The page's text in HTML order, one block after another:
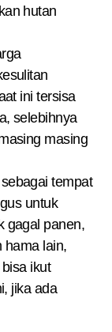
hutan
ini tersisa
selebihnya
masing
tempat
untuk
gagal panen,
hama lain,
ikut
jika ada